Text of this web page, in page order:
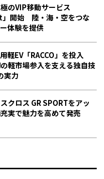
極のVIP移動サービス
」開始 陸・海・空をつな
体験を提供
用軽EV「RACCO」を投入
軽市場参入を支える独自技
実力
クロス GR SPORTをアッ
実で魅力を高めて発売